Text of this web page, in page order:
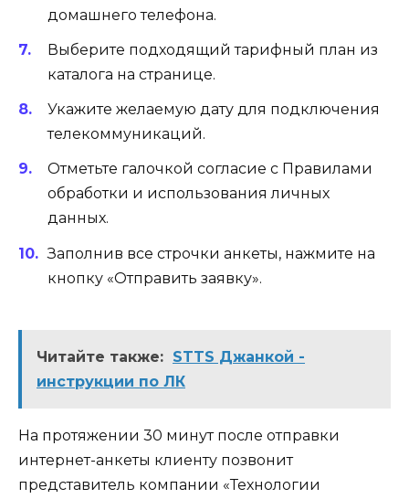
домашнего телефона.
Выберите подходящий тарифный план из
каталога на странице.
Укажите желаемую дату для подключения
телекоммуникаций.
Отметьте галочкой согласие с Правилами
обработки и использования личных
данных.
Заполнив все строчки анкеты, нажмите на
кнопку «Отправить заявку».
Читайте также: STTS Джанкой -
инструкции по ЛК
На протяжении 30 минут после отправки
интернет-анкеты клиенту позвонит
представитель компании «Технологии